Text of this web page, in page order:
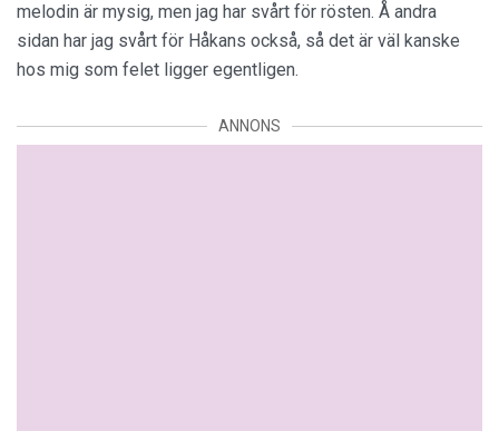
melodin är mysig, men jag har svårt för rösten. Å andra
sidan har jag svårt för Håkans också, så det är väl kanske
hos mig som felet ligger egentligen.
ANNONS